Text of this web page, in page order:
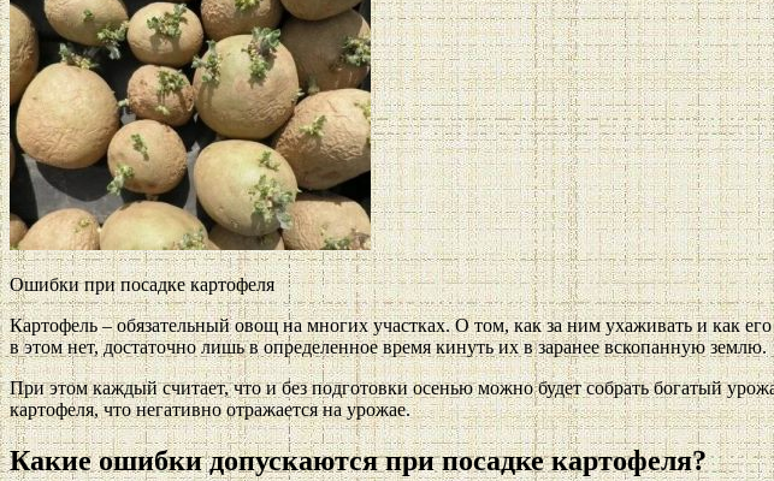
Ошибки при посадке картофеля
Картофель – обязательный овощ на многих участках. О том, как за ним ухаживать и как
в этом нет, достаточно лишь в определенное время кинуть их в заранее вскопанную землю.
При этом каждый считает, что и без подготовки осенью можно будет собрать богатый
картофеля, что негативно отражается на урожае.
Какие ошибки допускаются при посадке картофеля?